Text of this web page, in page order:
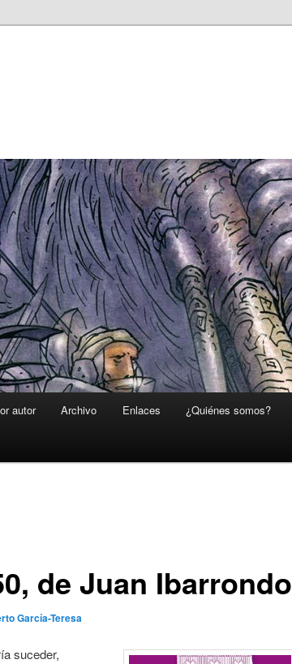
autor Archivo Enlaces ¿Quiénes somos?
de Juan Ibarrondo
García-Teresa
suceder,